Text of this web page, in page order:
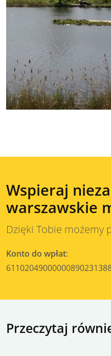
Wspieraj
warszawskie
Dzięki Tobie możemy
Konto do wpłat:
Przeczytaj